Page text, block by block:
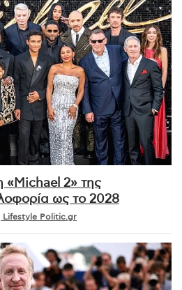
«Michael 2» της
ως το 2028
Lifestyle Politic.gr